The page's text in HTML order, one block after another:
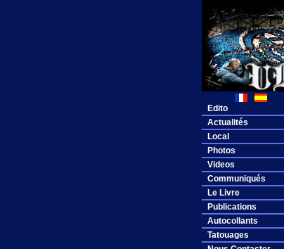
Edito
Actualités
Local
Photos
Videos
Communiqués
Le Livre
Publications
Autocollants
Tatouages